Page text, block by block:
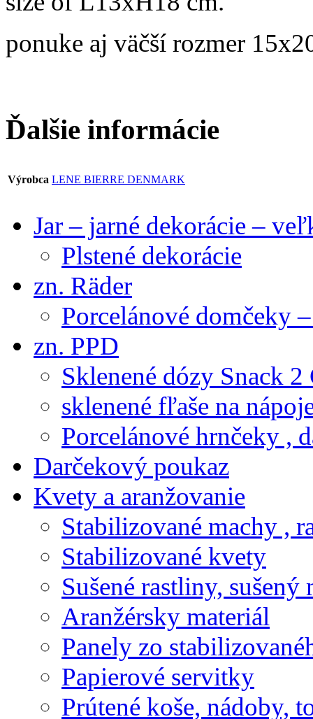
ponuke aj väčší rozmer
Ďalšie informácie
Výrobca LENE BIERRE DENMARK
Jar – jarné dekorácie –
Plstené dekorácie
zn. Räder
Porcelánové domčeky
zn. PPD
Sklenené dózy Snack 2
sklenené fľaše na
Porcelánové hrnčeky ,
Darčekový poukaz
Kvety a aranžovanie
Stabilizované machy ,
Stabilizované kvety
Sušené rastliny,
Aranžérsky materiál
Panely zo
Papierové servitky
Prútené koše, nádoby,